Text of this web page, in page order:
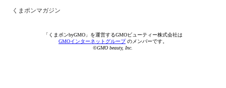
くまポンマガジン
「くまポンbyGMO」を運営するGMOビューティー株式会社は
GMOインターネットグループのメンバーです。
©GMO beauty, Inc.